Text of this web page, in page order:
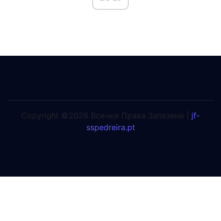
Copyright ©2026 Всички Права Запазени | jf-
sspedreira.pt